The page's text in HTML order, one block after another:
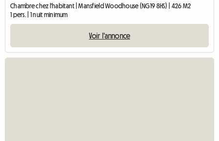
Chambre chez l'habitant | Mansfield Woodhouse (NG19 8HS) | 426 M2
1 pers. | 1 nuit minimum
Voir l'annonce